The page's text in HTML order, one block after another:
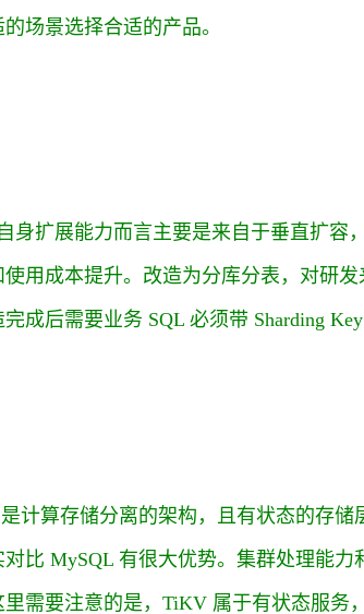
场景选择合适的产品。
身扩展能力而言主要是来自于垂直扩容
用成本提升。改造为分库分表，对研
成后需要业务 SQL 必须带 Sharding
计算存储分离的架构，且有状态的存
比 MySQL 有很大优势。集群处理能
需要注意的是，TiKV 属于有状态服务